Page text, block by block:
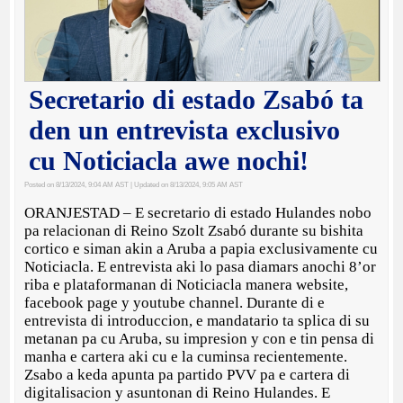
Secretario di estado Zsabó ta
den un entrevista exclusivo
cu Noticiacla awe nochi!
Posted on 8/13/2024, 9:04 AM AST | Updated on 8/13/2024, 9:05 AM AST
ORANJESTAD – E secretario di estado Hulandes nobo
pa relacionan di Reino Szolt Zsabó durante su bishita
cortico e siman akin a Aruba a papia exclusivamente cu
Noticiacla. E entrevista aki lo pasa diamars anochi 8’or
riba e plataformanan di Noticiacla manera website,
facebook page y youtube channel. Durante di e
entrevista di introduccion, e mandatario ta splica di su
metanan pa cu Aruba, su impresion y con e tin pensa di
manha e cartera aki cu e la cuminsa recientemente.
Zsabo a keda apunta pa partido PVV pa e cartera di
digitalisacion y asuntonan di Reino Hulandes. E